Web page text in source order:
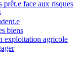
prêt.e face aux risques
biens
exploitation agricole